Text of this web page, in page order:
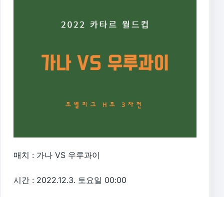
매치 : 가나 VS 우루과이
시간 : 2022.12.3. 토요일 00:00